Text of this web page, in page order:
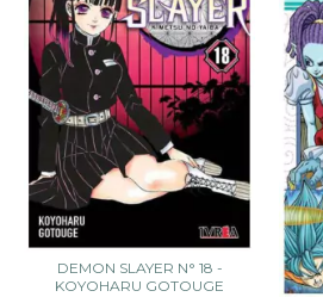
DEMON SLAYER N° 18 -
KOYOHARU GOTOUGE